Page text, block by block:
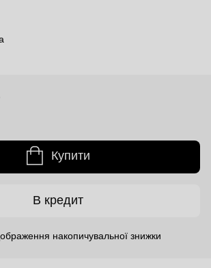
Купити
В кредит
накопичувальної знижки